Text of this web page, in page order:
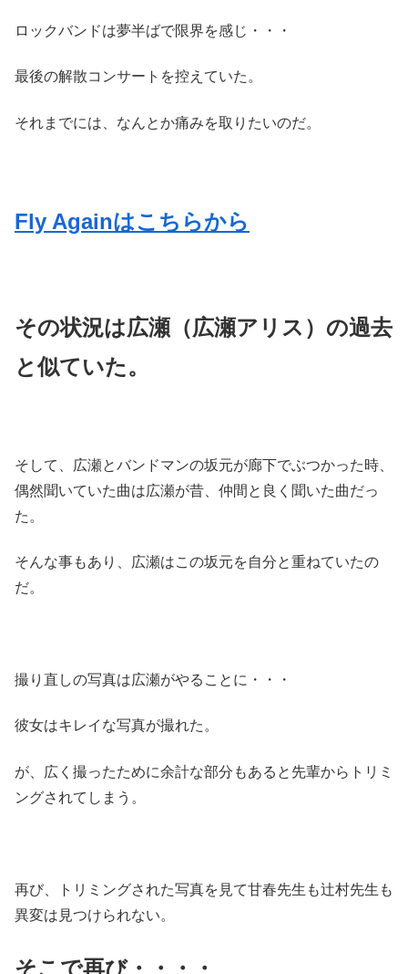
ロックバンドは夢半ばで限界を感じ・・・
最後の解散コンサートを控えていた。
それまでには、なんとか痛みを取りたいのだ。
Fly Againはこちらから
その状況は広瀬（広瀬アリス）の過去
と似ていた。
そして、広瀬とバンドマンの坂元が廊下でぶつかった時、
偶然聞いていた曲は広瀬が昔、仲間と良く聞いた曲だっ
た。
そんな事もあり、広瀬はこの坂元を自分と重ねていたの
だ。
撮り直しの写真は広瀬がやることに・・・
彼女はキレイな写真が撮れた。
が、広く撮ったために余計な部分もあると先輩からトリミ
ングされてしまう。
再び、トリミングされた写真を見て甘春先生も辻村先生も
異変は見つけられない。
そこで再び・・・・